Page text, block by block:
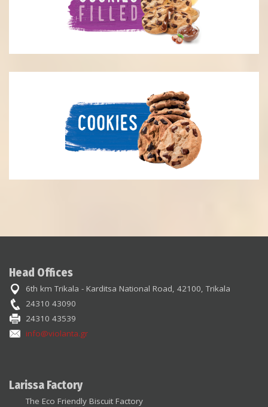
Head Offices
6th km Trikala - Karditsa National Road, 42100, Trikala
24310 43090
24310 43539
info@violanta.gr
Larissa Factory
The Eco Friendly Biscuit Factory